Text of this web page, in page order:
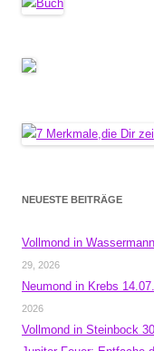
NEUESTE BEITRÄGE
Vollmond in
29, 2026
Neumond in Krebs
2026
Vollmond in Steinbock